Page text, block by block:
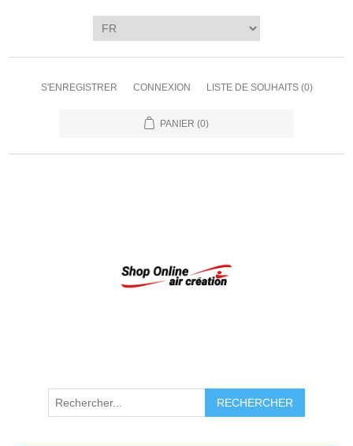
S'ENREGISTRER CONNEXION LISTE DE SOUHAITS (0)
PANIER (0)
RECHERCHER